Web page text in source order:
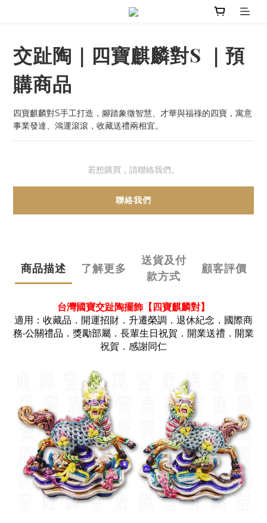
交趾陶｜四寶麒麟對S ｜預
購商品
四寶麒麟對S手工打造，腳踏象徵智慧、才華與福祿的四寶，寓意
事業發達、鴻運滾滾，收藏送禮兩相宜。
若想購買，請聯絡我們。
聯絡我們
商品描述 了解更多
送貨及付
款方式
顧客評價
台灣國寶交趾陶擺飾【四寶麒麟對】
適用：收藏品．開運招財．升遷榮調．退休紀念．國際商
務‧公關禮品．獎勵部屬．長輩生日祝賀．開業送禮．開業
祝賀．感謝同仁